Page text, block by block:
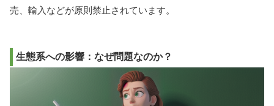
売、輸入などが原則禁止されています。
生態系への影響：なぜ問題なのか？